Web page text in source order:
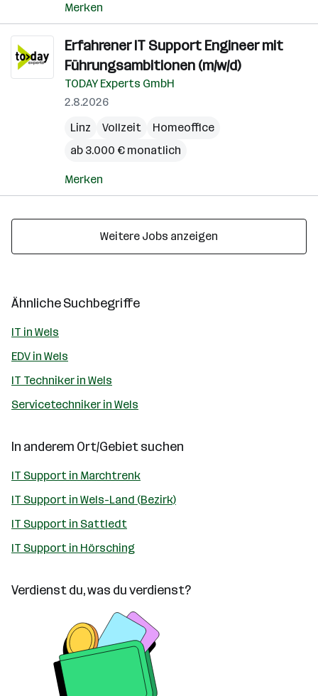
Merken
Erfahrener IT Support Engineer mit
Führungsambitionen (m/w/d)
TODAY Experts GmbH
2.8.2026
Linz
Vollzeit
Homeoffice
ab 3.000 € monatlich
Merken
Weitere Jobs anzeigen
Ähnliche Suchbegriffe
IT in Wels
EDV in Wels
IT Techniker in Wels
Servicetechniker in Wels
In anderem Ort/Gebiet suchen
IT Support in Marchtrenk
IT Support in Wels-Land (Bezirk)
IT Support in Sattledt
IT Support in Hörsching
Verdienst du, was du verdienst?